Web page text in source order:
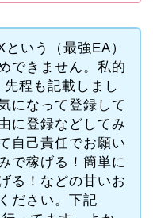
いう（最強EA）
できません。私的
程も記載しまし
になって登録して
に登録などしてみ
自己責任でお願い
で稼げる！簡単に
る！などの甘いお
ださい。下記